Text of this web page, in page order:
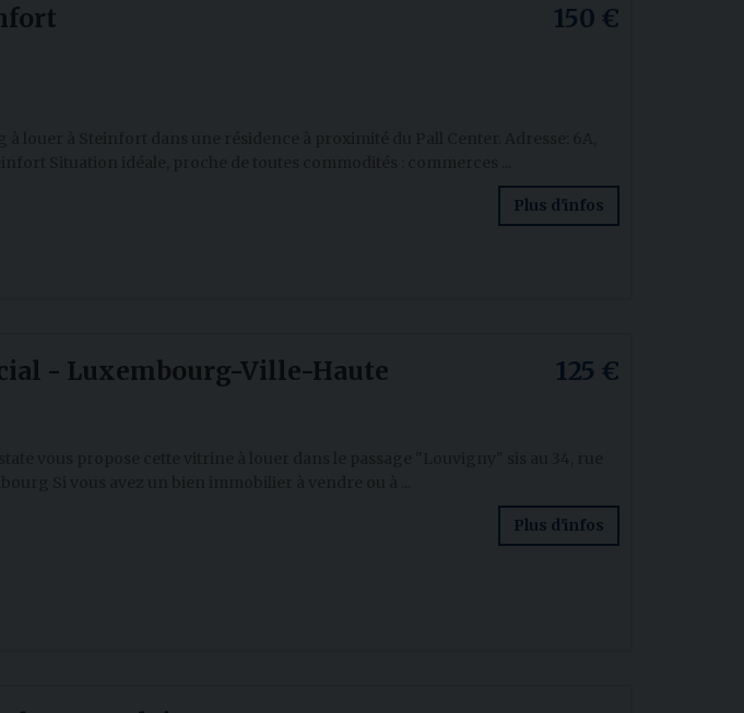
150 €
Plus d'infos
- Luxembourg-Ville-Haute 125 €
Plus d'infos